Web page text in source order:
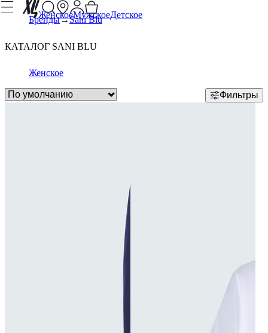
ЖенскоеМужскоеДетское
Бренды Sani Blu
КАТАЛОГ SANI BLU
Женское
Фильтры